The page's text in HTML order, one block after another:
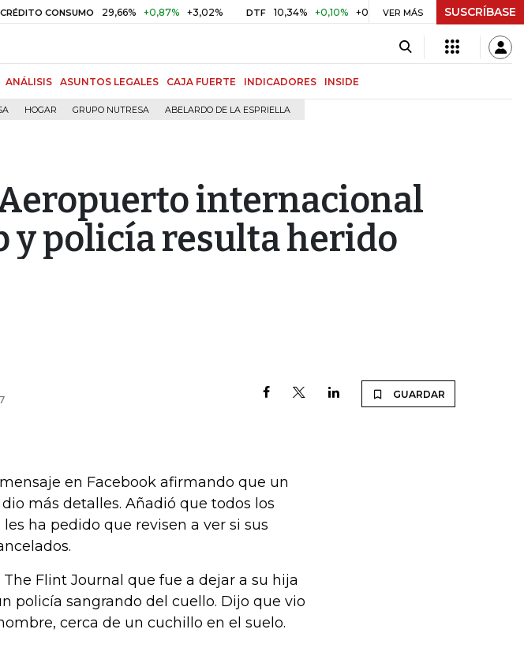
CONSUMO 29,66% +0,87% +3,02% DTF 10,34% +0,10% +0,98% UVR $ 416,91 +$ 0,05
VER MÁS SUSCRÍBASE
ANÁLISIS ASUNTOS LEGALES CAJA FUERTE INDICADORES INSIDE
HOGAR GRUPO NUTRESA ABELARDO DE LA ESPRIELLA
internacional
y policía resulta herido
GUARDAR
en Facebook afirmando que un
más detalles. Añadió que todos los
ha pedido que revisen a ver si sus
Flint Journal que fue a dejar a su hija
policía sangrando del cuello. Dijo que vio
cerca de un cuchillo en el suelo.